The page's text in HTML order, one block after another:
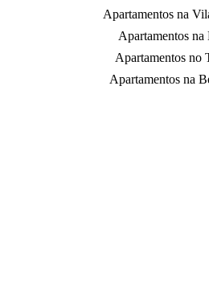
Apartamentos na
Apartamentos na
Apartamentos no
Apartamentos na